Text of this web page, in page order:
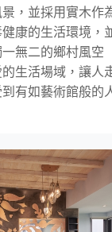
，並採用實木作
康的生活環境，
無二的鄉村風空
生活場域，讓人
有如藝術館般的